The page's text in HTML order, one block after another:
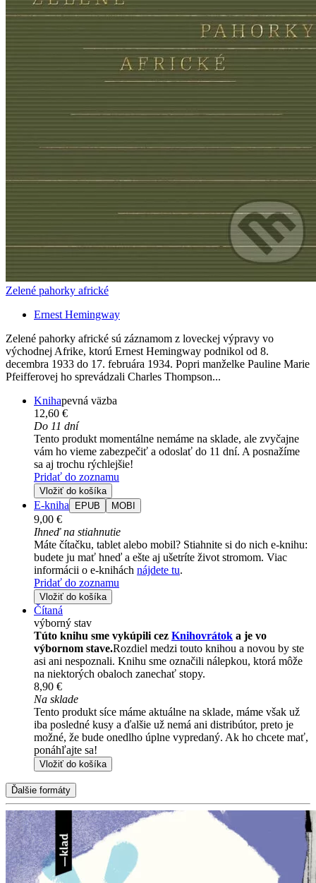
Zelené pahorky africké
Ernest Hemingway
Zelené pahorky africké sú záznamom z loveckej výpravy vo
východnej Afrike, ktorú Ernest Hemingway podnikol od 8.
decembra 1933 do 17. februára 1934. Popri manželke Pauline Marie
Pfeifferovej ho sprevádzali Charles Thompson...
Knihapevná väzba
12,60 €
Do 11 dní
Tento produkt momentálne nemáme na sklade, ale zvyčajne
vám ho vieme zabezpečiť a odoslať do 11 dní. A posnažíme
sa aj trochu rýchlejšie!
Pridať do zoznamu
Vložiť do košíka
E-kniha EPUB MOBI
9,00 €
Ihneď na stiahnutie
Máte čítačku, tablet alebo mobil? Stiahnite si do nich e-knihu:
budete ju mať hneď a ešte aj ušetríte život stromom. Viac
informácii o e-knihách nájdete tu.
Pridať do zoznamu
Vložiť do košíka
Čítaná
výborný stav
Túto knihu sme vykúpili cez Knihovrátok a je vo
výbornom stave.Rozdiel medzi touto knihou a novou by ste
asi ani nespoznali. Knihu sme označili nálepkou, ktorá môže
na niektorých obaloch zanechať stopy.
8,90 €
Na sklade
Tento produkt síce máme aktuálne na sklade, máme však už
iba posledné kusy a ďalšie už nemá ani distribútor, preto je
možné, že bude onedlho úplne vypredaný. Ak ho chcete mať,
ponáhľajte sa!
Vložiť do košíka
Ďalšie formáty